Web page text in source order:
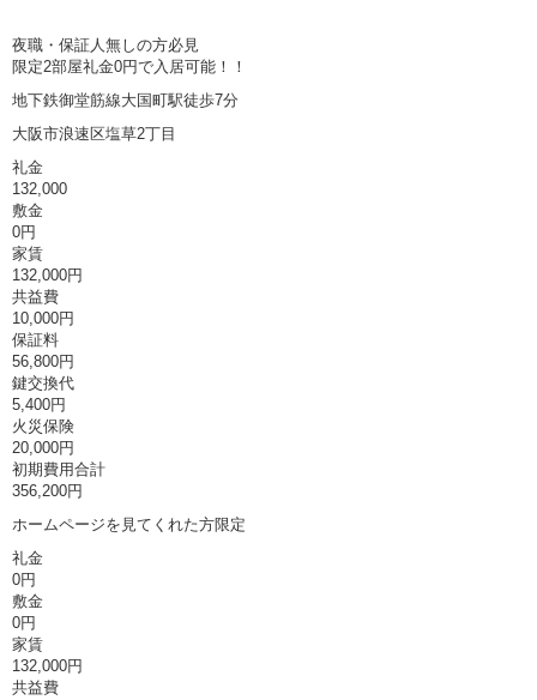
夜職・保証人無しの方必見
限定2部屋礼金0円で入居可能！！
地下鉄御堂筋線大国町駅徒歩7分
大阪市浪速区塩草2丁目
礼金
132,000
敷金
0円
家賃
132,000円
共益費
10,000円
保証料
56,800円
鍵交換代
5,400円
火災保険
20,000円
初期費用合計
356,200円
ホームページを見てくれた方限定
礼金
0円
敷金
0円
家賃
132,000円
共益費